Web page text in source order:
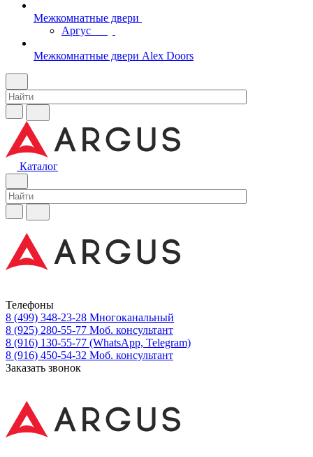
Межкомнатные двери
Аргус
Межкомнатные двери Alex Doors
Каталог
Телефоны
8 (499) 348-23-28 Многоканальный
8 (925) 280-55-77 Моб. консультант
8 (916) 130-55-77 (WhatsApp, Telegram)
8 (916) 450-54-32 Моб. консультант
Заказать звонок